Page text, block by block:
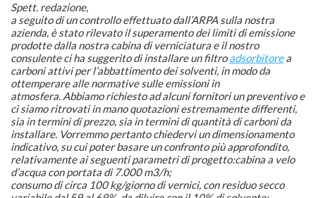
Spett. redazione,
a seguito di un controllo effettuato dall’ARPA sulla nostra
azienda, è stato rilevato il superamento dei limiti di emissione
prodotte dalla nostra cabina di verniciatura e il nostro
consulente ci ha suggerito di installare un filtroadsorbitorea
carboni attivi per l’abbattimento dei solventi, in modo da
ottemperare alle normative sulle emissioni in
atmosfera. Abbiamo richiesto ad alcuni fornitori un preventivo e
ci siamo ritrovati in mano quotazioni estremamente differenti,
sia in termini di prezzo, sia in termini di quantità di carboni da
installare. Vorremmo pertanto chiedervi un dimensionamento
indicativo, su cui poter basare un confronto più approfondito,
relativamente ai seguenti parametri di progetto:cabina a velo
d’acqua con portata di 7.000 m3/h;
consumo di circa 100 kg/giorno di vernici, con residuo secco